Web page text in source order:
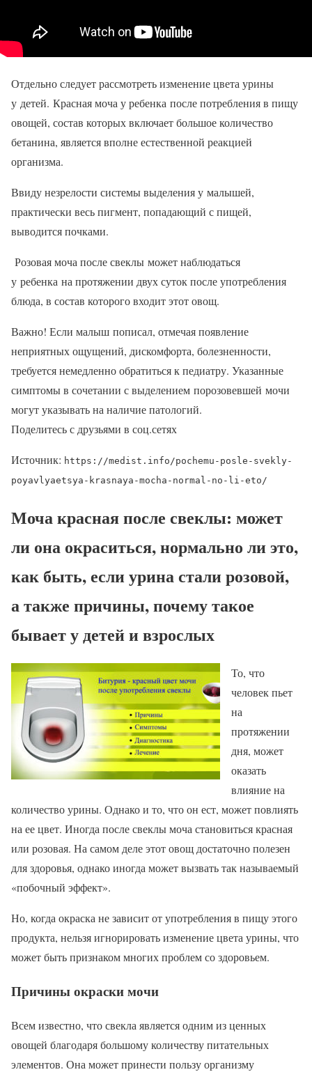
Отдельно следует рассмотреть изменение цвета урины
у детей. Красная моча у ребенка после потребления в пищу
овощей, состав которых включает большое количество
бетанина, является вполне естественной реакцией
организма.
Ввиду незрелости системы выделения у малышей,
практически весь пигмент, попадающий с пищей,
выводится почками.
Розовая моча после свеклы может наблюдаться
у ребенка на протяжении двух суток после употребления
блюда, в состав которого входит этот овощ.
Важно! Если малыш пописал, отмечая появление
неприятных ощущений, дискомфорта, болезненности,
требуется немедленно обратиться к педиатру. Указанные
симптомы в сочетании с выделением порозовевшей мочи
могут указывать на наличие патологий.
Поделитесь с друзьями в соц.сетях
Источник: https://medist.info/pochemu-posle-svekly-
poyavlyaetsya-krasnaya-mocha-normal-no-li-eto/
Моча красная после свеклы: может
ли она окраситься, нормально ли это,
как быть, если урина стали розовой,
а также причины, почему такое
бывает у детей и взрослых
То, что
человек пьет
на
протяжении
дня, может
оказать
влияние на
количество урины. Однако и то, что он ест, может повлиять
на ее цвет. Иногда после свеклы моча становиться красная
или розовая. На самом деле этот овощ достаточно полезен
для здоровья, однако иногда может вызвать так называемый
«побочный эффект».
Но, когда окраска не зависит от употребления в пищу этого
продукта, нельзя игнорировать изменение цвета урины, что
может быть признаком многих проблем со здоровьем.
Причины окраски мочи
Всем известно, что свекла является одним из ценных
овощей благодаря большому количеству питательных
элементов. Она может принести пользу организму